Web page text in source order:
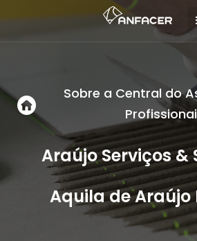
Sobre a Central do
Araújo Serviços &
Aquila de Araújo